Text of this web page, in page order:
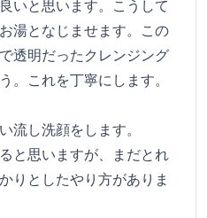
いと思います。こうして
湯となじませます。この
透明だったクレンジング
。これを丁寧にします。
流し洗顔をします。
と思いますが、まだとれ
りとしたやり方がありま